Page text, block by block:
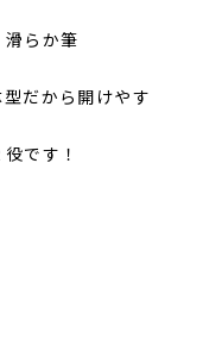
らか筆
だから開けやす
です！